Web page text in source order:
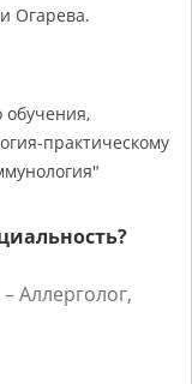
Огарева.
обучения,
практическому
Аллерголог,